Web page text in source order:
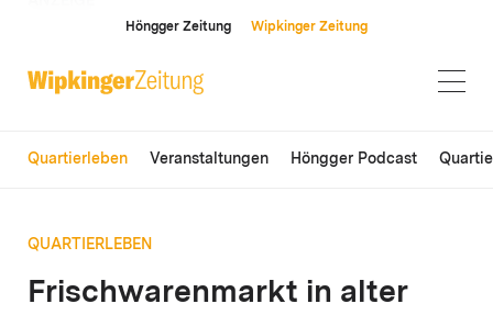
Höngger Zeitung Wipkinger Zeitung
Quartierleben Veranstaltungen Höngger Podcast
QUARTIERLEBEN
Frischwarenmarkt in alter